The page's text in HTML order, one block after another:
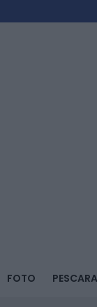
FOTO